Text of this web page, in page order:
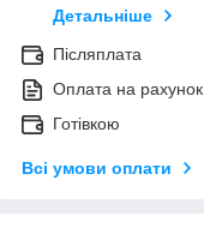
Детальніше
Післяплата
Оплата на рахунок
Готівкою
Всі умови оплати